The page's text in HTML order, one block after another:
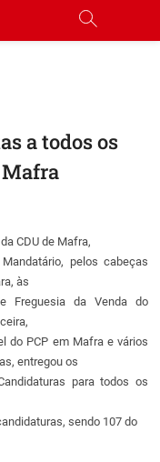
a todos os
Mafra
CDU de Mafra,
pelos cabeças
às
Freguesia da Venda do
do PCP em Mafra e vários
entregou os
para todos os
sendo 107 do